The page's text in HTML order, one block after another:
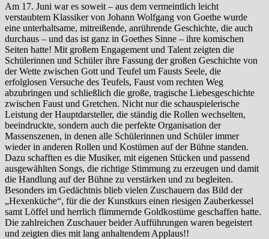
Am 17. Juni war es soweit – aus dem vermeintlich leicht
verstaubtem Klassiker von Johann Wolfgang von Goethe wurde
eine unterhaltsame, mitreißende, anrührende Geschichte, die auch
durchaus – und das ist ganz in Goethes Sinne – ihre komischen
Seiten hatte! Mit großem Engagement und Talent zeigten die
Schülerinnen und Schüler ihre Fassung der großen Geschichte von
der Wette zwischen Gott und Teufel um Fausts Seele, die
erfolglosen Versuche des Teufels, Faust vom rechten Weg
abzubringen und schließlich die große, tragische Liebesgeschichte
zwischen Faust und Gretchen. Nicht nur die schauspielerische
Leistung der Hauptdarsteller, die ständig die Rollen wechselten,
beeindruckte, sondern auch die perfekte Organisation der
Massenszenen, in denen alle Schülerinnen und Schüler immer
wieder in anderen Rollen und Kostümen auf der Bühne standen.
Dazu schafften es die Musiker, mit eigenen Stücken und passend
ausgewählten Songs, die richtige Stimmung zu erzeugen und damit
die Handlung auf der Bühne zu verstärken und zu begleiten.
Besonders im Gedächtnis blieb vielen Zuschauern das Bild der
„Hexenküche“, für die der Kunstkurs einen riesigen Zauberkessel
samt Löffel und herrlich flimmernde Goldkostüme geschaffen hatte.
Die zahlreichen Zuschauer beider Aufführungen waren begeistert
und zeigten dies mit lang anhaltendem Applaus!!